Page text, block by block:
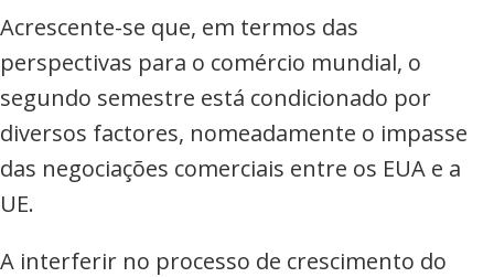
Acrescente-se que, em termos das
perspectivas para o comércio mundial, o
segundo semestre está condicionado por
diversos factores, nomeadamente o impasse
das negociações comerciais entre os EUA e a
UE.
A interferir no processo de crescimento do